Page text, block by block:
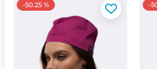
-50.25 % -